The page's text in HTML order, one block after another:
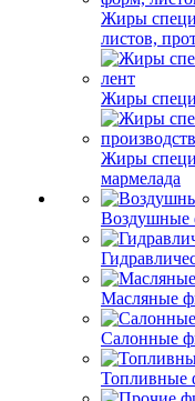
Жиры
листов,
Жиры
Жиры
мармелада
Воздушные
Масляные
Салонные
Топливные